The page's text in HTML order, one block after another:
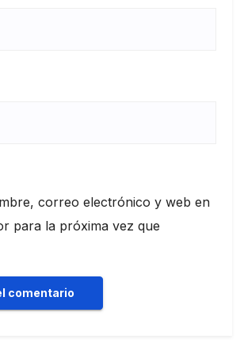
correo electrónico y web en
para la próxima vez que